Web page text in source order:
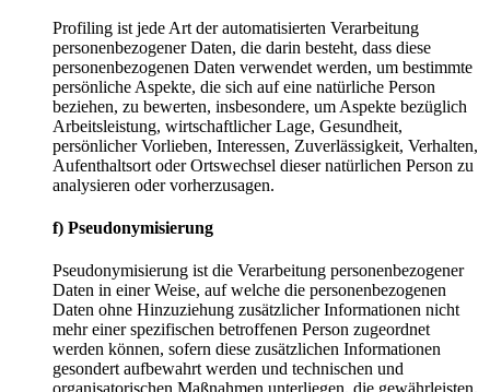
Profiling ist jede Art der automatisierten Verarbeitung
personenbezogener Daten, die darin besteht, dass diese
personenbezogenen Daten verwendet werden, um bestimmte
persönliche Aspekte, die sich auf eine natürliche Person
beziehen, zu bewerten, insbesondere, um Aspekte bezüglich
Arbeitsleistung, wirtschaftlicher Lage, Gesundheit,
persönlicher Vorlieben, Interessen, Zuverlässigkeit, Verhalten,
Aufenthaltsort oder Ortswechsel dieser natürlichen Person zu
analysieren oder vorherzusagen.
f) Pseudonymisierung
Pseudonymisierung ist die Verarbeitung personenbezogener
Daten in einer Weise, auf welche die personenbezogenen
Daten ohne Hinzuziehung zusätzlicher Informationen nicht
mehr einer spezifischen betroffenen Person zugeordnet
werden können, sofern diese zusätzlichen Informationen
gesondert aufbewahrt werden und technischen und
organisatorischen Maßnahmen unterliegen, die gewährleisten,